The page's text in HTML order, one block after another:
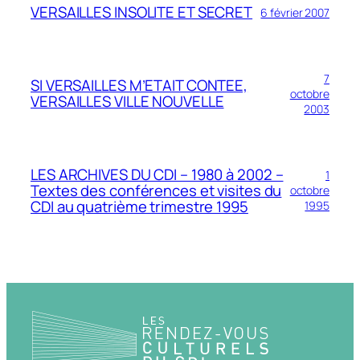
VERSAILLES INSOLITE ET SECRET 6 février 2007
SI VERSAILLES M’ETAIT CONTEE,
VERSAILLES VILLE NOUVELLE
7
octobre
2003
LES ARCHIVES DU CDI – 1980 à 2002 –
Textes des conférences et visites du
CDI au quatrième trimestre 1995
1
octobre
1995